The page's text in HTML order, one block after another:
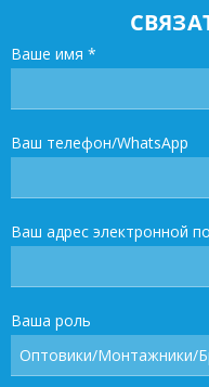
Ваше имя *
Ваш телефон/WhatsApp
Ваш адрес электронной
Ваша роль